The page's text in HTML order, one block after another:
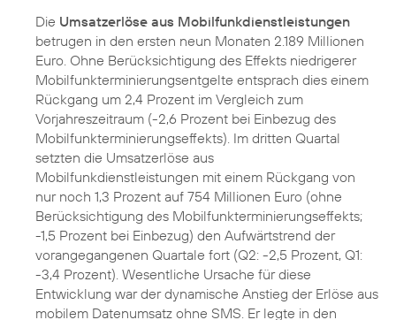
Die Umsatzerlöse aus Mobilfunkdienstleistungen
betrugen in den ersten neun Monaten 2.189 Millionen
Euro. Ohne Berücksichtigung des Effekts niedrigerer
Mobilfunkterminierungsentgelte entsprach dies einem
Rückgang um 2,4 Prozent im Vergleich zum
Vorjahreszeitraum (-2,6 Prozent bei Einbezug des
Mobilfunkterminierungseffekts). Im dritten Quartal
setzten die Umsatzerlöse aus
Mobilfunkdienstleistungen mit einem Rückgang von
nur noch 1,3 Prozent auf 754 Millionen Euro (ohne
Berücksichtigung des Mobilfunkterminierungseffekts;
-1,5 Prozent bei Einbezug) den Aufwärtstrend der
vorangegangenen Quartale fort (Q2: -2,5 Prozent, Q1:
-3,4 Prozent). Wesentliche Ursache für diese
Entwicklung war der dynamische Anstieg der Erlöse aus
mobilem Datenumsatz ohne SMS. Er legte in den